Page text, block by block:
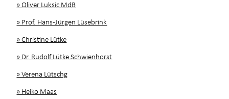
» Oliver Luksic MdB
» Prof. Hans-Jürgen Lüsebrink
» Christine Lütke
» Dr. Rudolf Lütke Schwienhorst
» Verena Lütschg
» Heiko Maas